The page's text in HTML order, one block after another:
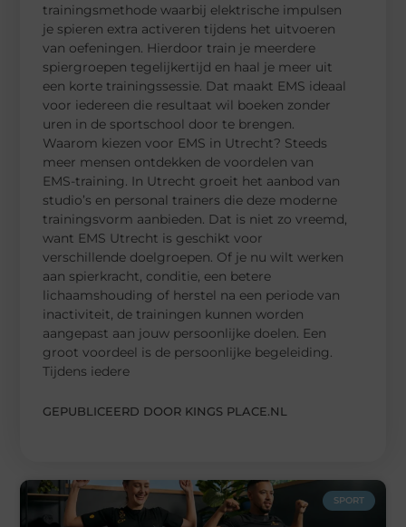
trainingsmethode waarbij elektrische impulsen
je spieren extra activeren tijdens het uitvoeren
van oefeningen. Hierdoor train je meerdere
spiergroepen tegelijkertijd en haal je meer uit
een korte trainingssessie. Dat maakt EMS ideaal
voor iedereen die resultaat wil boeken zonder
uren in de sportschool door te brengen.
Waarom kiezen voor EMS in Utrecht? Steeds
meer mensen ontdekken de voordelen van
EMS-training. In Utrecht groeit het aanbod van
studio’s en personal trainers die deze moderne
trainingsvorm aanbieden. Dat is niet zo vreemd,
want EMS Utrecht is geschikt voor
verschillende doelgroepen. Of je nu wilt werken
aan spierkracht, conditie, een betere
lichaamshouding of herstel na een periode van
inactiviteit, de trainingen kunnen worden
aangepast aan jouw persoonlijke doelen. Een
groot voordeel is de persoonlijke begeleiding.
Tijdens iedere
GEPUBLICEERD DOOR KINGS PLACE.NL
SPORT